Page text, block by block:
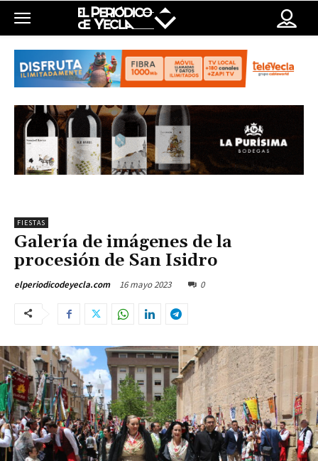
FIESTAS
Galería de imágenes de la
procesión de San Isidro
elperiodicodeyecla.com 16 mayo 2023 0